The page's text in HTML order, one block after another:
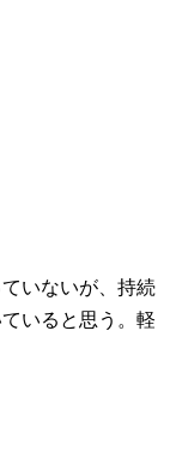
いないが、持続
いると思う。軽